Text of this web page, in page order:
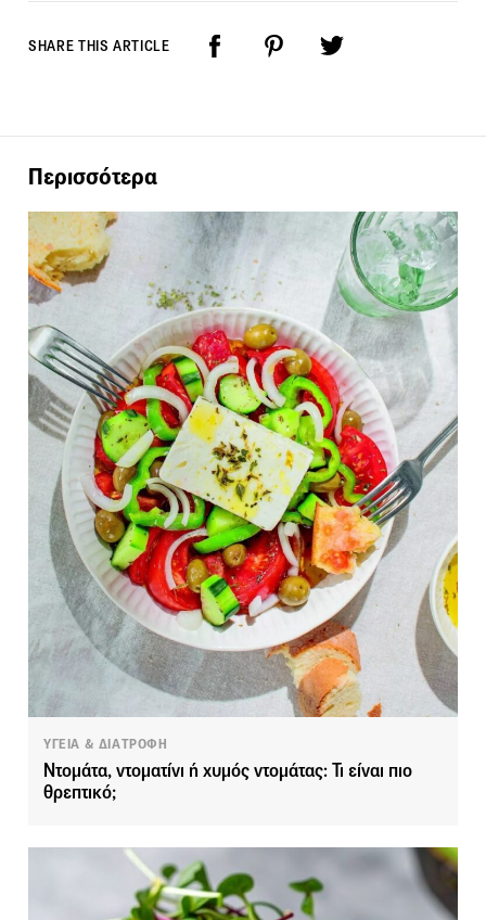
SHARE THIS ARTICLE
Περισσότερα
ΥΓΕΙΑ & ΔΙΑΤΡΟΦΗ
Ντομάτα, ντοματίνι ή χυμός ντομάτας: Τι είναι πιο
θρεπτικό;